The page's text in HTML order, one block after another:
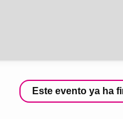
Este evento ya ha